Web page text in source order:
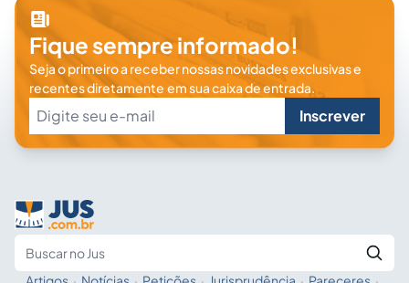
Fique sempre informado!
Seja o primeiro a receber nossas novidades exclusivas e
recentes diretamente em sua caixa de entrada.
Inscrever